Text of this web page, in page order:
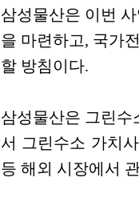
삼성물산은 이번
을 마련하고, 국가
할 방침이다.
삼성물산은 그린수
서 그린수소 가치
등 해외 시장에서